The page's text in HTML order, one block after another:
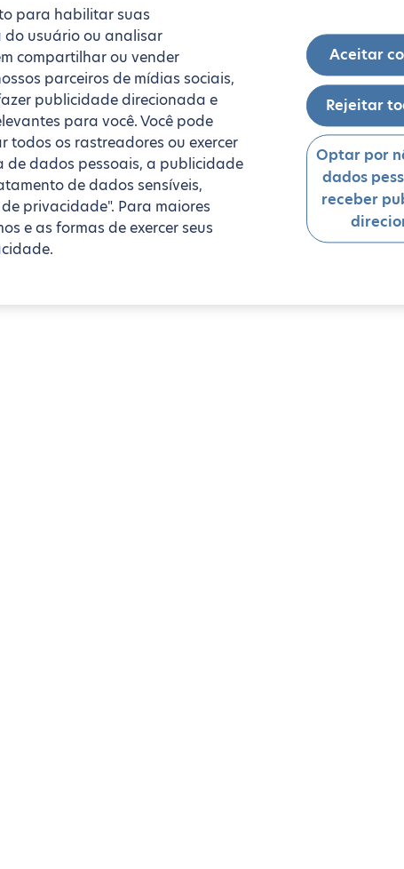
para habilitar suas
do usuário ou analisar
compartilhar ou vender
parceiros de mídias sociais,
publicidade direcionada e
para você. Você pode
os rastreadores ou exercer
de dados pessoais, a publicidade
de dados sensíveis,
privacidade". Para maiores
e as formas de exercer seus
Aceitar
Rejeitar
Optar por
dados
receber